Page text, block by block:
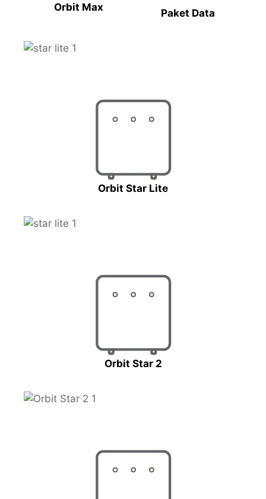
Orbit Max Paket Data
Orbit Star Lite
Orbit Star 2